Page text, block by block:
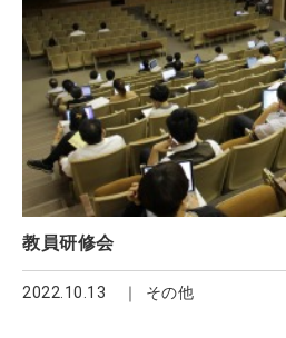
教員研修会
2022.10.13 その他